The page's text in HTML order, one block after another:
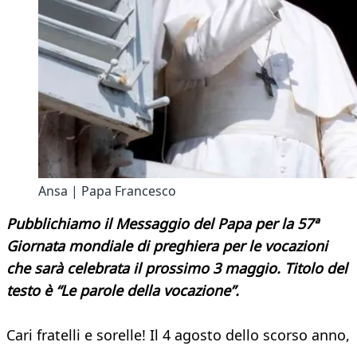
Ansa | Papa Francesco
Pubblichiamo il Messaggio del Papa per la 57ª
Giornata mondiale di preghiera per le vocazioni
che sarà celebrata il prossimo 3 maggio. Titolo del
testo è “Le parole della vocazione”.
Cari fratelli e sorelle! Il 4 agosto dello scorso anno,